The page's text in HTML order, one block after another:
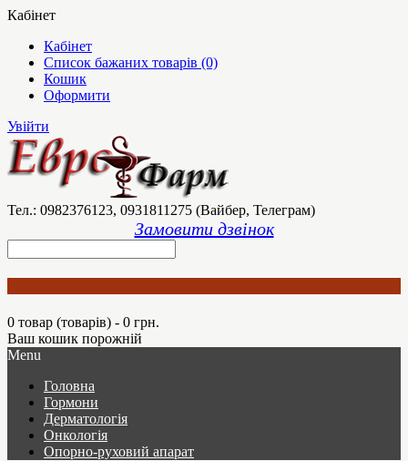
Кабінет
Кабінет
Список бажаних товарів (0)
Кошик
Оформити
Увійти
Тел.: 0982376123, 0931811275 (Вайбер, Телеграм)
Замовити дзвінок
0 товар (товарів) - 0 грн.
Ваш кошик порожній
Menu
Головна
Гормони
Дерматологія
Онкологія
Опорно-руховий апарат